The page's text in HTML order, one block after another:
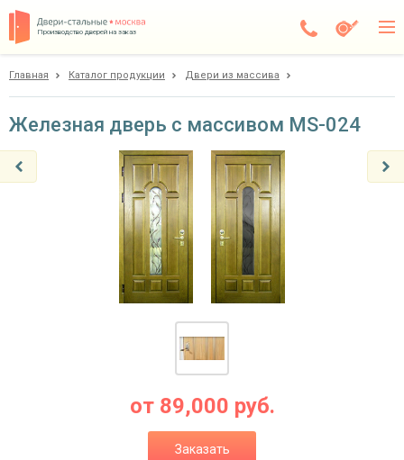
Производство дверей на заказ
Доставка
Установка
Покупателям
Главная Каталог продукции Двери из массива
Железная дверь с массивом MS-024
от 89,000 руб.
Заказать